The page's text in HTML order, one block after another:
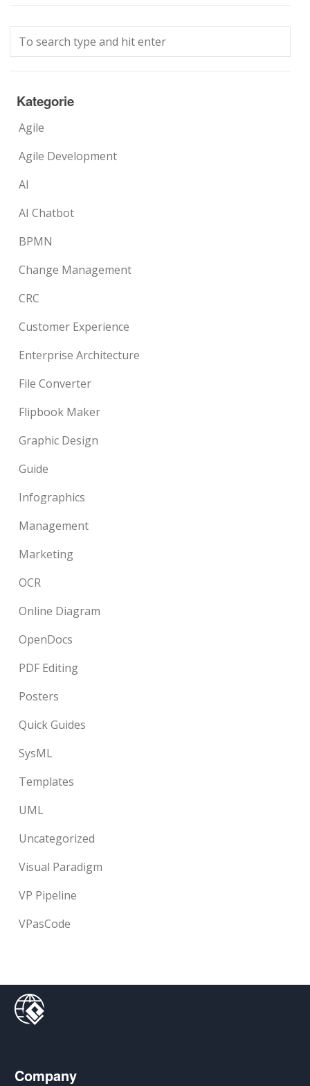
Kategorie
Agile
Agile Development
AI
AI Chatbot
BPMN
Change Management
CRC
Customer Experience
Enterprise Architecture
File Converter
Flipbook Maker
Graphic Design
Guide
Infographics
Management
Marketing
OCR
Online Diagram
OpenDocs
PDF Editing
Posters
Quick Guides
SysML
Templates
UML
Uncategorized
Visual Paradigm
VP Pipeline
VPasCode
Company